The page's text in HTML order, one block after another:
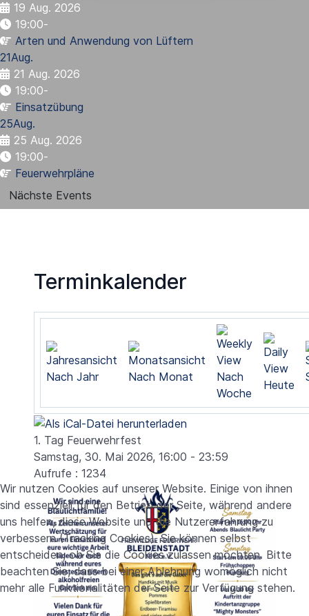
19 Aug. 2026
19:00-
Arten und Anwendung von Lüftern
21Aug.
21 Aug. 2026
19:00-
Einsatzübung
25Aug.
25 Aug. 2026
19:00-
Feuerwehrpläne
Nächste Events
Terminkalender
Nach Jahr Nach Monat
Nach
Woche
Heute
1. Tag Feuerwehrfest
Samstag, 30. Mai 2026, 16:00 - 23:59
Aufrufe : 1234
Wir nutzen Cookies auf unserer Website. Einige von ihnen
sind essenziell für den Betrieb der Seite, während andere
uns helfen, diese Website und die Nutzererfahrung zu
verbessern (Tracking Cookies). Sie können selbst
entscheiden, ob Sie die Cookies zulassen möchten. Bitte
beachten Sie, dass bei einer Ablehnung womöglich nicht
mehr alle Funktionalitäten der Seite zur Verfügung stehen.